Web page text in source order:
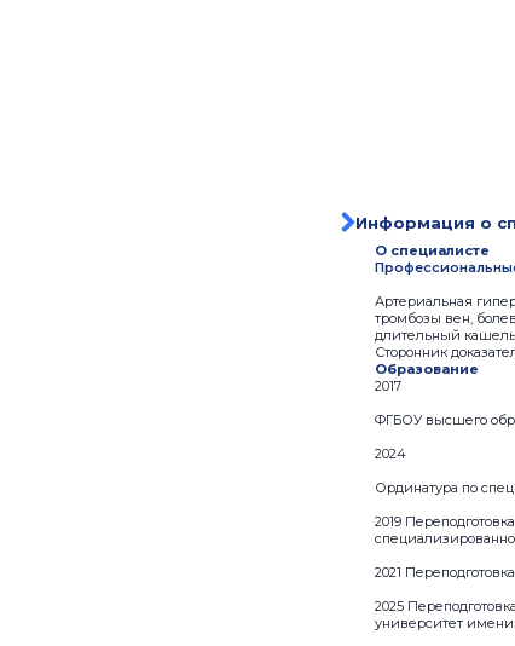
Информация о
О специалисте
Артериальная
тромбозы вен,
длительный
Сторонник
Образование
2017
ФГБОУ высшего
2024
Ординатура по
2019
2021
2025
университет